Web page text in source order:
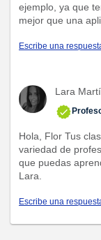
ejemplo, ya que
mejor que una
Escribe una
Lara
Hola, Flor Tus
variedad de
que puedas
Lara.
Escribe una